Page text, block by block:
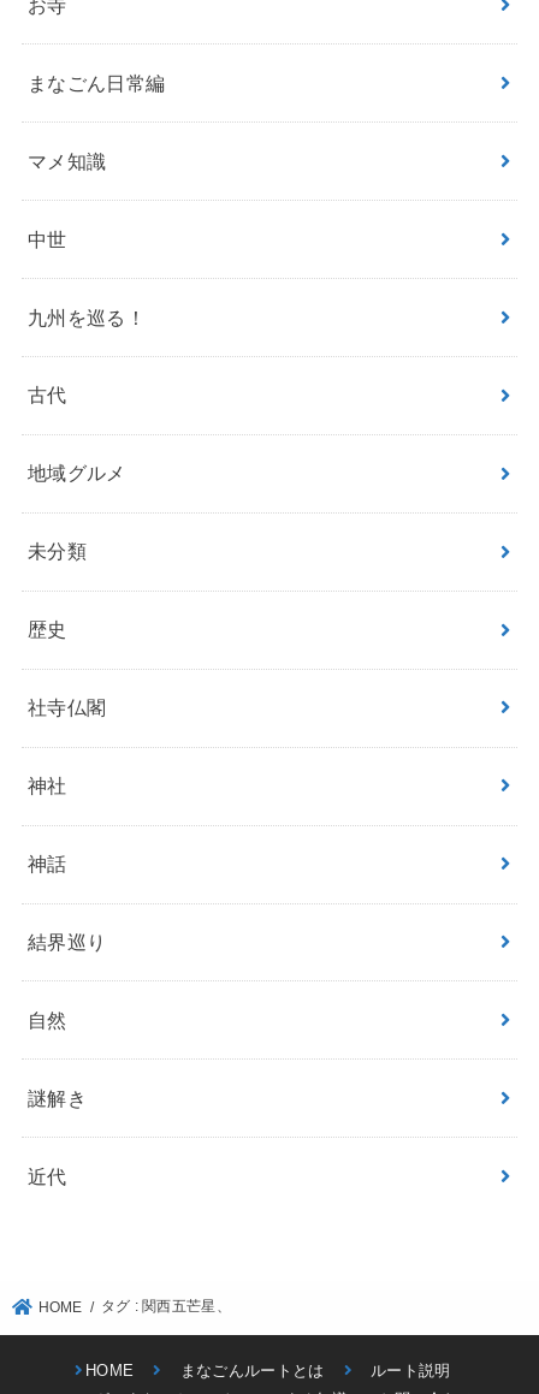
お寺
まなごん日常編
マメ知識
中世
九州を巡る！
古代
地域グルメ
未分類
歴史
社寺仏閣
神社
神話
結界巡り
自然
謎解き
近代
HOME タグ : 関西五芒星、
HOME まなごんルートとは
ルート説明